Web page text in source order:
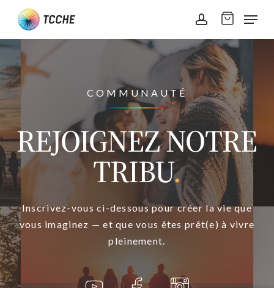
main
content
account
COMMUNAUTÉ
REJOIGNEZ NOTRE
TRIBU.
Inscrivez-vous ci-dessous pour créer la vie que
vous imaginez — et que vous êtes prêt(e) à vivre
pleinement.